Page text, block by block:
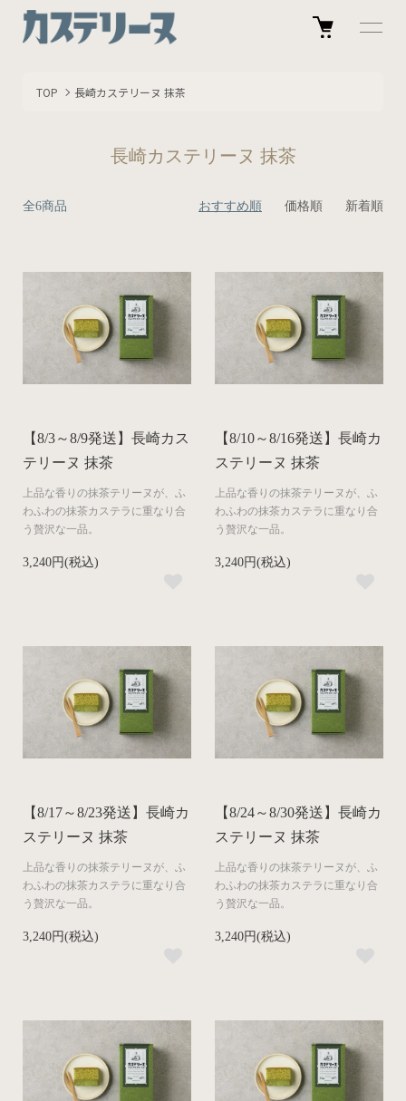
TOP 長崎カステリーヌ 抹茶
長崎カステリーヌ 抹茶
全6商品 おすすめ順 価格順 新着順
【8/3～8/9発送】長崎カス
テリーヌ 抹茶
上品な​香りの​抹茶テリーヌが、​ふ
わふわの​抹茶カステラに​重なり合
う​贅沢な​一品。​
3,240円(税込)
【8/10～8/16発送】長崎カ
ステリーヌ 抹茶
上品な​香りの​抹茶テリーヌが、​ふ
わふわの​抹茶カステラに​重なり合
う​贅沢な​一品。​
3,240円(税込)
【8/17～8/23発送】長崎カ
ステリーヌ 抹茶
上品な​香りの​抹茶テリーヌが、​ふ
わふわの​抹茶カステラに​重なり合
う​贅沢な​一品。​
3,240円(税込)
【8/24～8/30発送】長崎カ
ステリーヌ 抹茶
上品な​香りの​抹茶テリーヌが、​ふ
わふわの​抹茶カステラに​重なり合
う​贅沢な​一品。​
3,240円(税込)